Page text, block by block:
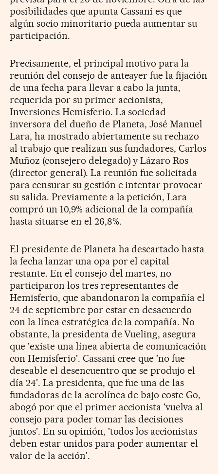
posibilidades que apunta Cassani es que
algún socio minoritario pueda aumentar su
participación.
Precisamente, el principal motivo para la
reunión del consejo de anteayer fue la fijación
de una fecha para llevar a cabo la junta,
requerida por su primer accionista,
Inversiones Hemisferio. La sociedad
inversora del dueño de Planeta, José Manuel
Lara, ha mostrado abiertamente su rechazo
al trabajo que realizan sus fundadores, Carlos
Muñoz (consejero delegado) y Lázaro Ros
(director general). La reunión fue solicitada
para censurar su gestión e intentar provocar
su salida. Previamente a la petición, Lara
compró un 10,9% adicional de la compañía
hasta situarse en el 26,8%.
El presidente de Planeta ha descartado hasta
la fecha lanzar una opa por el capital
restante. En el consejo del martes, no
participaron los tres representantes de
Hemisferio, que abandonaron la compañía el
24 de septiembre por estar en desacuerdo
con la línea estratégica de la compañía. No
obstante, la presidenta de Vueling, asegura
que 'existe una línea abierta de comunicación
con Hemisferio'. Cassani cree que 'no fue
deseable el desencuentro que se produjo el
día 24'. La presidenta, que fue una de las
fundadoras de la aerolínea de bajo coste Go,
abogó por que el primer accionista 'vuelva al
consejo para poder tomar las decisiones
juntos'. En su opinión, 'todos los accionistas
deben estar unidos para poder aumentar el
valor de la acción'.